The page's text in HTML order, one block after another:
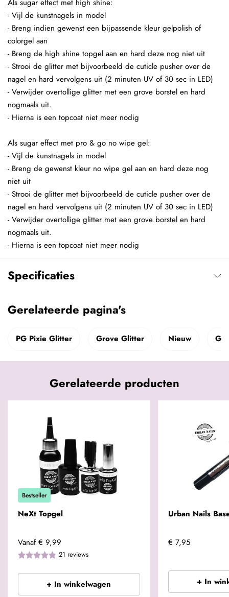
Als sugar effect met high shine:
- Vijl de kunstnagels in model
- Breng indien gewenst een bijpassende kleur gelpolish of
colorgel aan
- Breng de high shine topgel aan en hard deze nog niet uit
- Strooi de glitter met bijvoorbeeld de cuticle pusher over de
nagel en hard vervolgens uit (2 minuten UV of 30 sec in LED)
- Verwijder overtollige glitter met een grove borstel en hard
nogmaals uit.
- Hierna is een topcoat niet meer nodig
Als sugar effect met pro & go no wipe gel:
- Vijl de kunstnagels in model
- Breng de gewenst kleur no wipe gel aan en hard deze nog
niet uit
- Strooi de glitter met bijvoorbeeld de cuticle pusher over de
nagel en hard vervolgens uit (2 minuten UV of 30 sec in LED)
- Verwijder overtollige glitter met een grove borstel en hard
nogmaals uit.
- Hierna is een topcoat niet meer nodig
Specificaties
Gerelateerde pagina's
PG Pixie Glitter Grove Glitter Nieuw
Gerelateerde producten
Bestseller
NeXt Topgel
Vanaf € 9,99
21 reviews
+ In winkelwagen
Urban Nails
€ 7,95
+ In